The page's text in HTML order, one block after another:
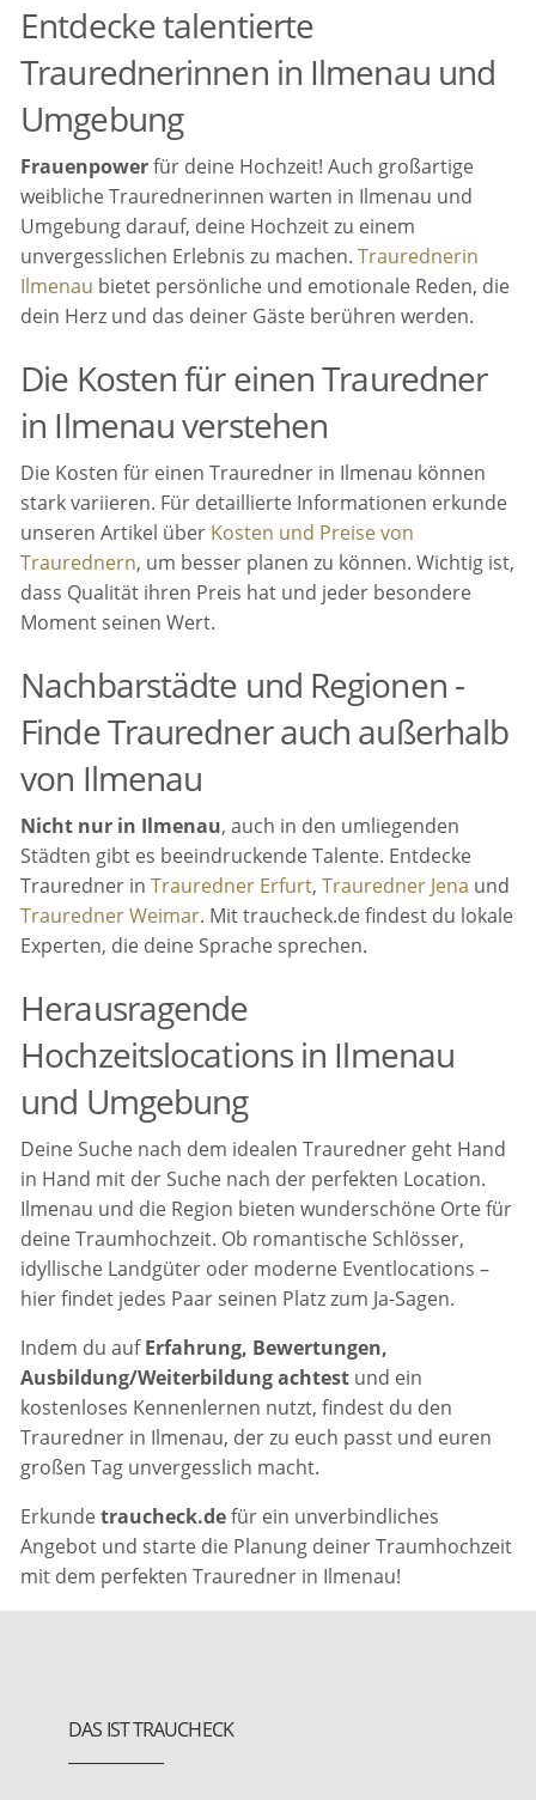
Entdecke talentierte
Traurednerinnen in Ilmenau und
Umgebung
Frauenpowerfür deine Hochzeit! Auch großartige
weibliche Traurednerinnen warten in Ilmenau und
Umgebung darauf, deine Hochzeit zu einem
unvergesslichen Erlebnis zu machen.Traurednerin
Ilmenau bietet persönliche und emotionale Reden, die
dein Herz und das deiner Gäste berühren werden.
Die Kosten für einen Trauredner
in Ilmenau verstehen
Die Kosten für einen Trauredner in Ilmenau können
stark variieren. Für detaillierte Informationen erkunde
unseren Artikel über Kosten und Preise von
Traurednern, um besser planen zu können. Wichtig ist,
dass Qualität ihren Preis hat und jeder besondere
Moment seinen Wert.
Nachbarstädte und Regionen -
Finde Trauredner auch außerhalb
von Ilmenau
Nicht nur in Ilmenau, auch in den umliegenden
Städten gibt es beeindruckende Talente. Entdecke
Trauredner inTrauredner Erfurt,Trauredner Jena und
Trauredner Weimar. Mit traucheck.de findest du lokale
Experten, die deine Sprache sprechen.
Herausragende
Hochzeitslocations in Ilmenau
und Umgebung
Deine Suche nach dem idealen Trauredner geht Hand
in Hand mit der Suche nach der perfekten Location.
Ilmenau und die Region bieten wunderschöne Orte für
deine Traumhochzeit. Ob romantische Schlösser,
idyllische Landgüter oder moderne Eventlocations –
hier findet jedes Paar seinen Platz zum Ja-Sagen.
Indem du aufErfahrung, Bewertungen,
Ausbildung/Weiterbildung achtest und ein
kostenloses Kennenlernen nutzt, findest du den
Trauredner in Ilmenau, der zu euch passt und euren
großen Tag unvergesslich macht.
Erkundetraucheck.defür ein unverbindliches
Angebot und starte die Planung deiner Traumhochzeit
mit dem perfekten Trauredner in Ilmenau!
DAS IST TRAUCHECK